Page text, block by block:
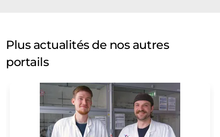
Plus actualités de nos autres
portails